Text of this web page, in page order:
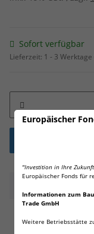
Europäischer
"Investition in Ihre
Europäischer Fonds für
Informationen zum
Trade GmbH
Weitere Betriebsstätte
Sofort verfügbar
Lieferzeit: 1 - 3 Werktage